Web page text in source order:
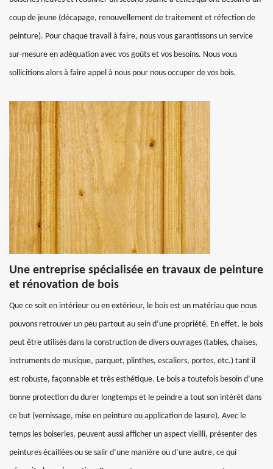
coup de jeune (décapage, renouvellement de traitement et réfection de
peinture). Pour chaque travail à faire, nous vous garantissons un service
sur-mesure en adéquation avec vos goûts et vos besoins. Nous vous
sollicitions alors à faire appel à nous pour nous occuper de vos bois.
Une entreprise spécialisée en travaux de peinture
et rénovation de bois
Que ce soit en intérieur ou en extérieur, le bois est un matériau que nous
pouvons retrouver un peu partout au sein d’une propriété. En effet, le bois
peut être utilisés dans la construction de divers ouvrages (tables, chaises,
instruments de musique, parquet, plinthes, escaliers, portes, etc.) tant il
est robuste, façonnable et très esthétique. Le bois a toutefois besoin d’une
bonne protection du durer longtemps et le peindre a tout son intérêt dans
ce but (vernissage, mise en peinture ou application de lasure). Avec le
temps les boiseries, peuvent aussi afficher un aspect vieilli, présenter des
peintures écaillées ou se salir d’une manière ou d’une autre, ce qui